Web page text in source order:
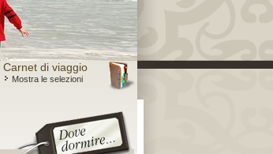
Carnet di viaggio
Mostra le selezioni